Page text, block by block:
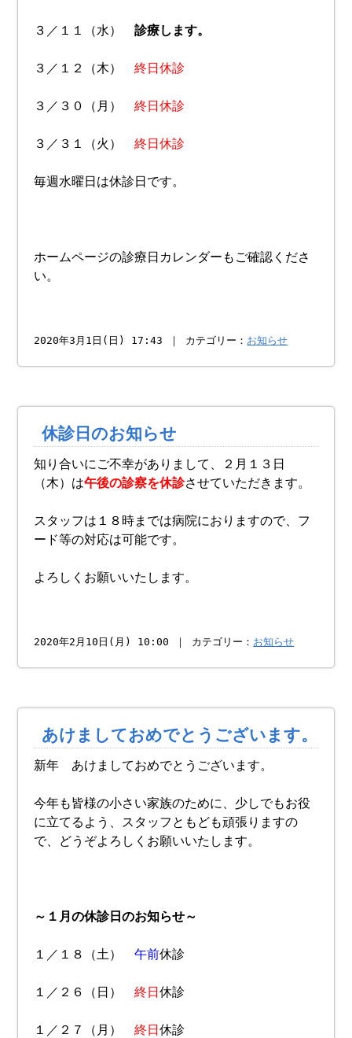
３／１１（水）診療します。
３／１２（木）終日休診
３／３０（月）終日休診
３／３１（火）終日休診
毎週水曜日は休診日です。
ホームページの診療日カレンダーもご確認くださ
い。
2020年3月1日(日) 17:43 ｜ カテゴリー： お知らせ
休診日のお知らせ
知り合いにご不幸がありまして、２月１３日
（木）は午後の診察を休診させていただきます。
スタッフは１８時までは病院におりますので、フ
ード等の対応は可能です。
よろしくお願いいたします。
2020年2月10日(月) 10:00 ｜ カテゴリー： お知らせ
あけましておめでとうございます。
新年 あけましておめでとうございます。
今年も皆様の小さい家族のために、少しでもお役
に立てるよう、スタッフともども頑張りますの
で、どうぞよろしくお願いいたします。
～１月の休診日のお知らせ～
１／１８（土）午前休診
１／２６（日）終日休診
１／２７（月）終日休診